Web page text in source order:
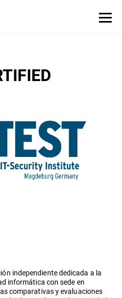
independiente dedicada a la
informática con sede en
comparativas y evaluaciones